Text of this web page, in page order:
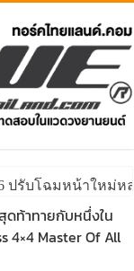
ปรับโฉมหน้าใหม่
ท่องเที่ยวสัมผัสป
ดท้าทายกับหนึ่งใน
4×4 Master Of All